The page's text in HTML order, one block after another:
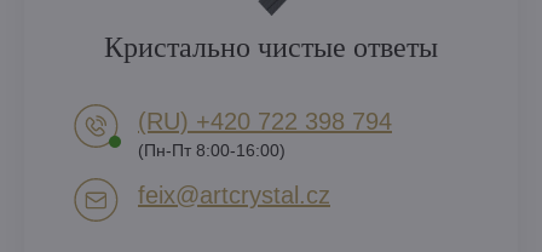
Кристально чистые ответы
(RU) +420 722 398 794​
(Пн-Пт 8:00-16:00)
feix​@artcrystal​.cz